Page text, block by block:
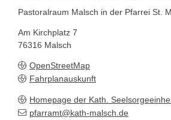
Pastoralraum Malsch in der Pfarrei St.
Am Kirchplatz 7
76316 Malsch
OpenStreetMap
Fahrplanauskunft
Homepage der Kath.
pfarramt@kath-malsch.de